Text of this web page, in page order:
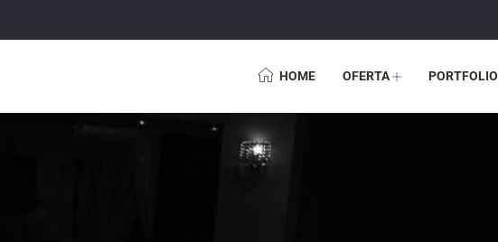
HOME OFERTA PORTFOLIO